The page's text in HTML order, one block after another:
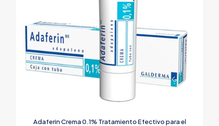
Adaferin Crema 0.1% Tratamiento Efectivo para el